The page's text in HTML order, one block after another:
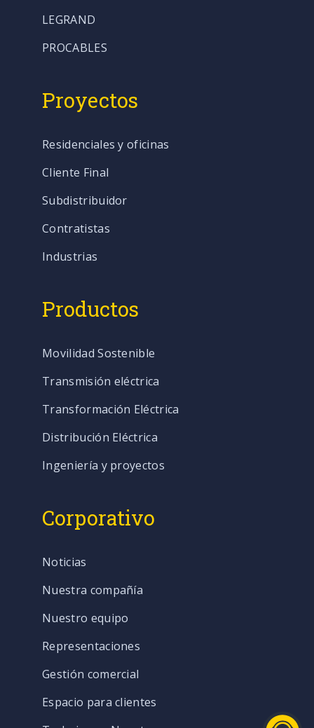
LEGRAND
PROCABLES
Proyectos
Residenciales y oficinas
Cliente Final
Subdistribuidor
Contratistas
Industrias
Productos
Movilidad Sostenible
Transmisión eléctrica
Transformación Eléctrica
Distribución Eléctrica
Ingeniería y proyectos
Corporativo
Noticias
Nuestra compañía
Nuestro equipo
Representaciones
Gestión comercial
Espacio para clientes